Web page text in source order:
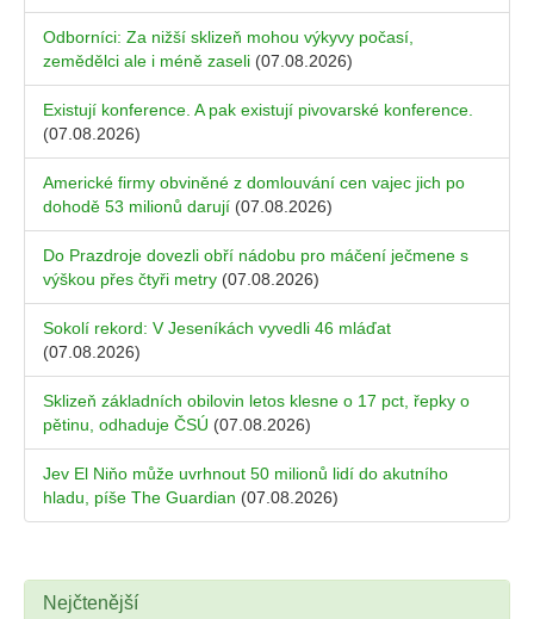
Odborníci: Za nižší sklizeň mohou výkyvy počasí,
zemědělci ale i méně zaseli (07.08.2026)
Existují konference. A pak existují pivovarské konference.
(07.08.2026)
Americké firmy obviněné z domlouvání cen vajec jich po
dohodě 53 milionů darují (07.08.2026)
Do Prazdroje dovezli obří nádobu pro máčení ječmene s
výškou přes čtyři metry (07.08.2026)
Sokolí rekord: V Jeseníkách vyvedli 46 mláďat
(07.08.2026)
Sklizeň základních obilovin letos klesne o 17 pct, řepky o
pětinu, odhaduje ČSÚ (07.08.2026)
Jev El Niňo může uvrhnout 50 milionů lidí do akutního
hladu, píše The Guardian (07.08.2026)
Nejčtenější